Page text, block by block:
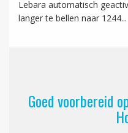
Lebara automatisch
langer te bellen naar 1244...
Goed voorbereid